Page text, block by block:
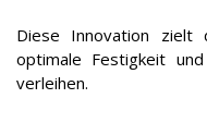
Diese Innovation zielt
optimale Festigkeit
verleihen.